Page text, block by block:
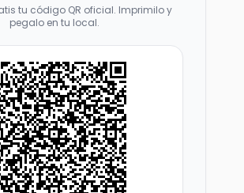
tu código QR oficial. Imprimilo y
pegalo en tu local.